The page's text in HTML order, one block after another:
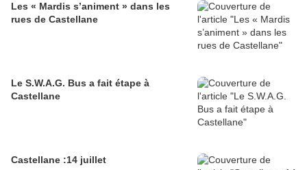
Les « Mardis s’animent » dans les
rues de Castellane
Le S.W.A.G. Bus a fait étape à
Castellane
Castellane :14 juillet